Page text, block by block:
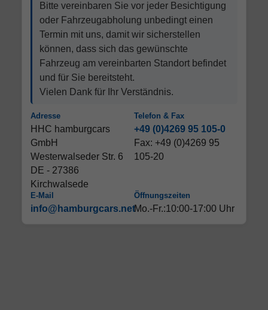
Bitte vereinbaren Sie vor jeder Besichtigung
oder Fahrzeugabholung unbedingt einen
Termin mit uns, damit wir sicherstellen
können, dass sich das gewünschte
Fahrzeug am vereinbarten Standort befindet
und für Sie bereitsteht.
Vielen Dank für Ihr Verständnis.
Adresse
HHC hamburgcars
GmbH
Westerwalseder Str. 6
DE - 27386
Kirchwalsede
Telefon & Fax
+49 (0)4269 95 105-0
Fax: +49 (0)4269 95
105-20
E-Mail
info@hamburgcars.net
Öffnungszeiten
Mo.-Fr.:10:00-17:00 Uhr